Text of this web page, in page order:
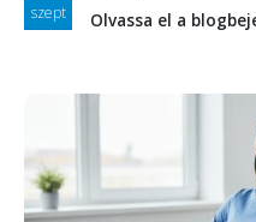
szept
Olvassa el a